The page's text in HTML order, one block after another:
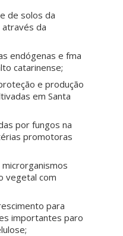
de solos da
da
endógenas e fma
catarinense;
e produção
em Santa
por fungos na
promotoras
microrganismos
vegetal com
para
importantes paro